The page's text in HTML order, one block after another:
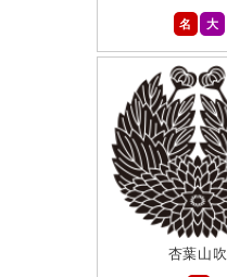
名
大
杏葉山吹